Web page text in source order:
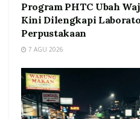
Program PHTC Ubah
Kini Dilengkapi
Perpustakaan
7 AGU 2026